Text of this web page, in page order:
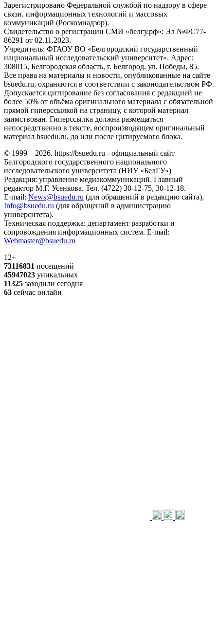
Зарегистрировано Федеральной службой по надзору в сфере
связи, информационных технологий и массовых
коммуникаций (Роскомнадзор).
Свидетельство о регистрации СМИ «белгу.рф»: Эл №ФС77-
86291 от 02.11.2023.
Учредитель: ФГАОУ ВО «Белгородский государственный
национальный исследовательский университет». Адрес:
308015, Белгородская область, г. Белгород, ул. Победы, 85.
Все права на материалы и новости, опубликованные на сайте
bsuedu.ru, охраняются в соответствии с законодательством РФ.
Допускается цитирование без согласования с редакцией не
более 50% от объёма оригинального материала с обязательной
прямой гиперссылкой на страницу, с которой материал
заимствован. Гиперссылка должна размещаться
непосредственно в тексте, воспроизводящем оригинальный
материал bsuedu.ru, до или после цитируемого блока.
© 1999 – 2026. https://bsuedu.ru - официальный сайт
Белгородского государственного национального
исследовательского университета (НИУ «БелГУ»)
Редакция: управление медиакоммуникаций. Главный
редактор М.Г. Усенкова. Тел. (4722) 30-12-75, 30-12-18.
E-mail: News@bsuedu.ru (для обращений в редакцию сайта),
Info@bsuedu.ru (для обращений в администрацию
университета).
Техническая поддержка: департамент разработки и
сопровождения информационных систем. E-mail:
Webmaster@bsuedu.ru
12+
73116831 посещений
45947023 уникальных
11325 заходили сегодня
63 сейчас онлайн